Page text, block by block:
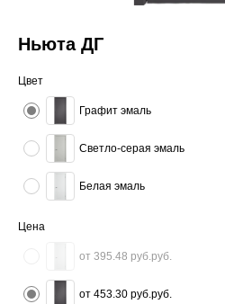
Ньюта ДГ
Цвет
Графит эмаль
Светло-серая эмаль
Белая эмаль
Цена
от 395.48 руб.руб.
от 453.30 руб.руб.